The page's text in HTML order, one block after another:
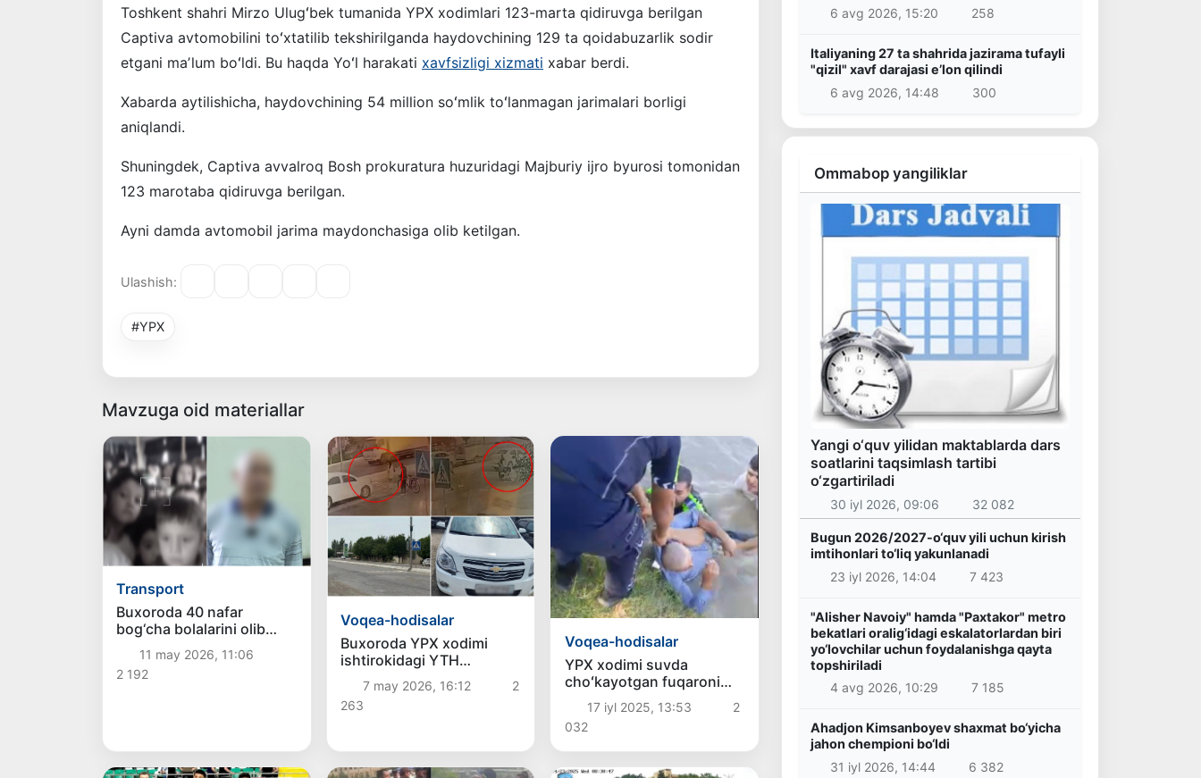
Toshkent shahri Mirzo Ulugʻbek tumanida YPX xodimlari 123-marta qidiruvga berilgan
Captiva avtomobilini toʻxtatilib tekshirilganda haydovchining 129 ta qoidabuzarlik sodir
etgani maʼlum boʻldi. Bu haqda Yoʻl harakati xavfsizligi xizmati xabar berdi.
Xabarda aytilishicha, haydovchining 54 million soʻmlik toʻlanmagan jarimalari borligi
aniqlandi.
Shuningdek, Captiva avvalroq Bosh prokuratura huzuridagi Majburiy ijro byurosi tomonidan
123 marotaba qidiruvga berilgan.
Ayni damda avtomobil jarima maydonchasiga olib ketilgan.
Ulashish:
#YPX
Mavzuga oid materiallar
Transport
Buxoroda 40 nafar
bog‘cha bolalarini olib
ketayotgan avtobus
haydovchisi mast ekani
ma’lum bo‘ldi
11 may 2026, 11:06
2 192
Voqea-hodisalar
Buxoroda YPX xodimi
ishtirokidagi YTH
yuzasidan rasmiy
ma’lumot berildi
7 may 2026, 16:12
2
263
Voqea-hodisalar
YPX xodimi suvda
choʻkayotgan fuqaroni
qutqarib qoldi
17 iyl 2025, 13:53
2
032
6 avg 2026, 15:20
258
Italiyaning 27 ta shahrida jazirama tufayli
"qizil" xavf darajasi e’lon qilindi
6 avg 2026, 14:48
300
Ommabop yangiliklar
Yangi o‘quv yilidan maktablarda dars
soatlarini taqsimlash tartibi
o‘zgartiriladi
30 iyl 2026, 09:06 32 082
Bugun 2026/2027-o‘quv yili uchun kirish
imtihonlari to‘liq yakunlanadi
23 iyl 2026, 14:04
7 423
"Alisher Navoiy" hamda "Paxtakor" metro
bekatlari oralig‘idagi eskalatorlardan biri
yo‘lovchilar uchun foydalanishga qayta
topshiriladi
4 avg 2026, 10:29
7 185
Ahadjon Kimsanboyev shaxmat bo‘yicha
jahon chempioni bo‘ldi
31 iyl 2026, 14:44
6 382